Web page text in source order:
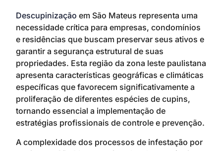
Descupinização em São Mateus representa uma
necessidade crítica para empresas, condomínios
e residências que buscam preservar seus ativos e
garantir a segurança estrutural de suas
propriedades. Esta região da zona leste paulistana
apresenta características geográficas e climáticas
específicas que favorecem significativamente a
proliferação de diferentes espécies de cupins,
tornando essencial a implementação de
estratégias profissionais de controle e prevenção.
A complexidade dos processos de infestação por